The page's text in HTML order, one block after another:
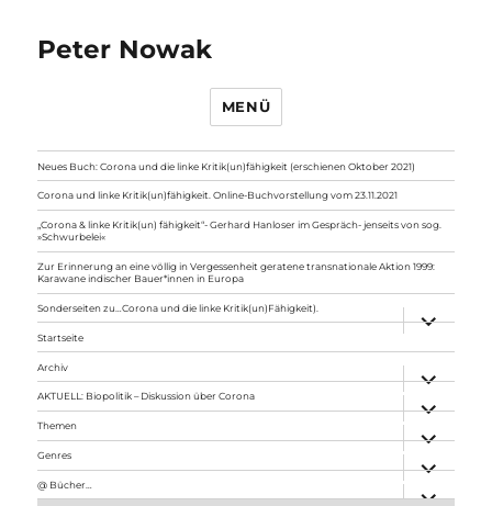
Peter Nowak
MENÜ
Neues Buch: Corona und die linke Kritik(un)fähigkeit (erschienen Oktober 2021)
Corona und linke Kritik(un)fähigkeit. Online-Buchvorstellung vom 23.11.2021
„Corona & linke Kritik(un) fähigkeit“- Gerhard Hanloser im Gespräch- jenseits von sog.
»Schwurbelei«
Zur Erinnerung an eine völlig in Vergessenheit geratene transnationale Aktion 1999:
Karawane indischer Bauer*innen in Europa
Sonderseiten zu…Corona und die linke Kritik(un)Fähigkeit).
anzeigen
Startseite
Archiv
anzeigen
AKTUELL: Biopolitik – Diskussion über Corona
anzeigen
Themen
anzeigen
Genres
anzeigen
@ Bücher…